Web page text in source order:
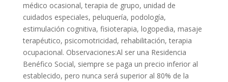
médico ocasional, terapia de grupo, unidad de
cuidados especiales, peluquería, podología,
estimulación cognitiva, fisioterapia, logopedia, masaje
terapéutico, psicomotricidad, rehabilitación, terapia
ocupacional. Observaciones:Al ser una Residencia
Benéfico Social, siempre se paga un precio inferior al
establecido, pero nunca será superior al 80% de la